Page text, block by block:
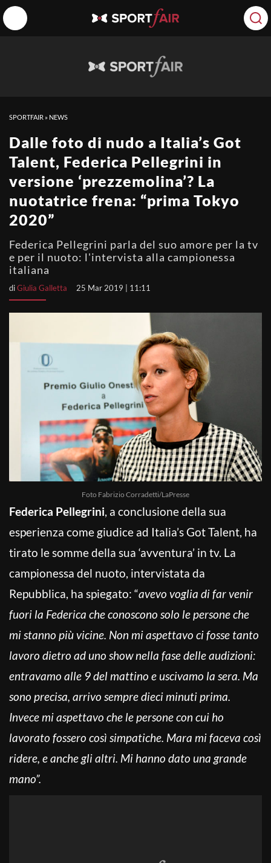
SPORTFAIR » NEWS
Dalle foto di nudo a Italia’s Got
Talent, Federica Pellegrini in
versione ‘prezzemolina’? La
nuotatrice frena: “prima Tokyo
2020”
Federica Pellegrini parla del suo amore per la tv
e per il nuoto: l'intervista alla campionessa
italiana
diGiulia Galletta 25 Mar 2019 | 11:11
Foto Fabrizio Corradetti/LaPresse
Federica Pellegrini, a conclusione della sua
esperienza come giudice ad Italia’s Got Talent, ha
tirato le somme della sua ‘avventura’ in tv. La
campionessa del nuoto, intervistata da
Repubblica, ha spiegato: “avevo voglia di far venir
fuori la Federica che conoscono solo le persone che
mi stanno più vicine. Non mi aspettavo ci fosse tanto
lavoro dietro ad uno show nella fase delle audizioni:
entravamo alle 9 del mattino e uscivamo la sera. Ma
sono precisa, arrivo sempre dieci minuti prima.
Invece mi aspettavo che le persone con cui ho
lavorato fossero così simpatiche. Mara mi faceva così
ridere, e anche gli altri. Mi hanno dato una grande
mano”.